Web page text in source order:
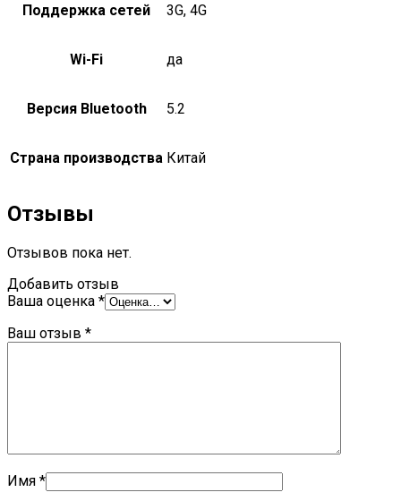
Поддержка сетей 3G, 4G
Wi-Fi да
Версия Bluetooth 5.2
Страна производства Китай
Отзывы
Отзывов пока нет.
Добавить отзыв
Ваша оценка *
Ваш отзыв *
Имя *